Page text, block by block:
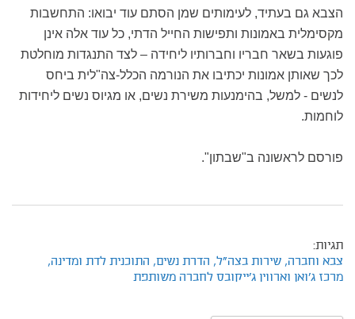
הצבא גם בעתיד, לעימותים שמן הסתם עוד יבואו: התחשבות
מקסימלית באמונות ותפישות החייל הדתי, כל עוד אלה אינן
פוגעות בשאר חבריו וחברותיו ליחידה – לצד התנגדות מוחלטת
לכך שאותן אמונות יכתיבו את הנורמה הכלל-צה"לית ביחס
לנשים - למשל, בהימנעות משירת נשים, או מגיוס נשים ליחידות
לוחמות.
פורסם לראשונה ב"שבתון".
תגיות:
צבא וחברה, שירות בצה"ל, הדרת נשים, התוכנית לדת ומדינה,
מרכז ג'ואן וארווין ג'ייקובס לחברה משותפת